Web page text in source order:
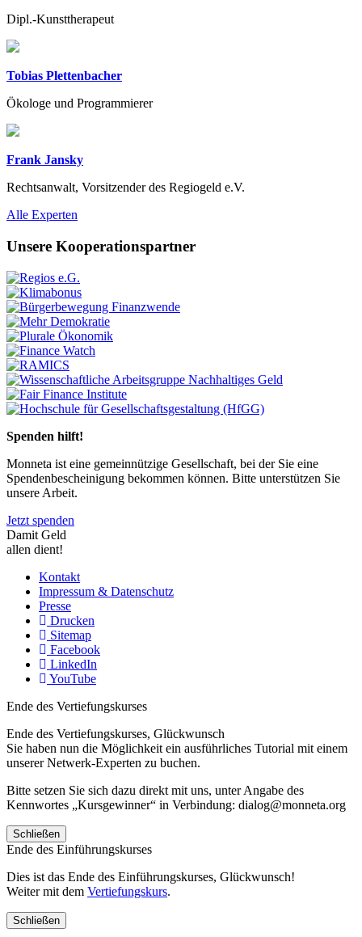
Dipl.-Kunsttherapeut
Tobias Plettenbacher
Ökologe und Programmierer
Frank Jansky
Rechtsanwalt, Vorsitzender des Regiogeld e.V.
Previous
Next
Alle Experten
Unsere Kooperationspartner
Spenden hilft!
Monneta ist eine gemeinnützige Gesellschaft, bei der Sie eine
Spendenbescheinigung bekommen können. Bitte unterstützen Sie
unsere Arbeit.
Jetzt spenden
Damit Geld
allen dient!
Kontakt
Impressum & Datenschutz
Presse
Drucken
Sitemap
Facebook
LinkedIn
YouTube
Ende des Vertiefungskurses
Ende des Vertiefungskurses, Glückwunsch
Sie haben nun die Möglichkeit ein ausführliches Tutorial mit einem
unserer Netwerk-Experten zu buchen.
Bitte setzen Sie sich dazu direkt mit uns, unter Angabe des
Kennwortes „Kursgewinner“ in Verbindung: dialog@monneta.org
Schließen
Ende des Einführungskurses
Dies ist das Ende des Einführungskurses, Glückwunsch!
Weiter mit dem Vertiefungskurs.
Schließen